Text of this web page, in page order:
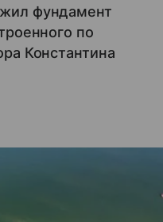
фундамент
по
Константина